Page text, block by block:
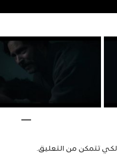
لكي تتمكن من التعليق.